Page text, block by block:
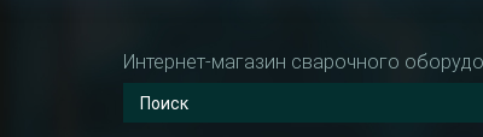
Интернет-магазин сварочного